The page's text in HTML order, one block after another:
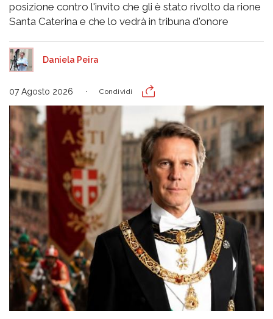
posizione contro l'invito che gli è stato rivolto da rione
Santa Caterina e che lo vedrà in tribuna d'onore
Daniela Peira
07 Agosto 2026 Condividi